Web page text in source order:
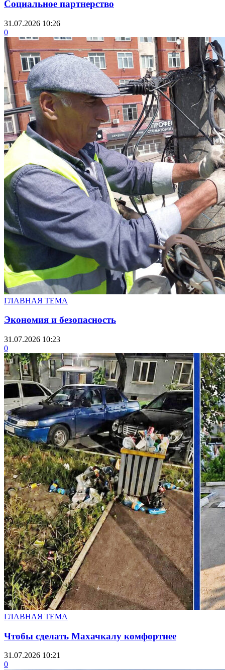
Социальное партнерство
31.07.2026 10:26
0
ГЛАВНАЯ ТЕМА
Экономия и безопасность
31.07.2026 10:23
0
ГЛАВНАЯ ТЕМА
Чтобы сделать Махачкалу комфортнее
31.07.2026 10:21
0